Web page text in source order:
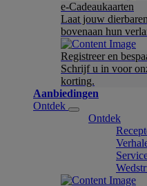
e-Cadeaukaarten
Laat jouw
bovenaan hun
Registreer en
Schrijf u in voor
korting.
Aanbiedingen
Ontdek
Ontdek